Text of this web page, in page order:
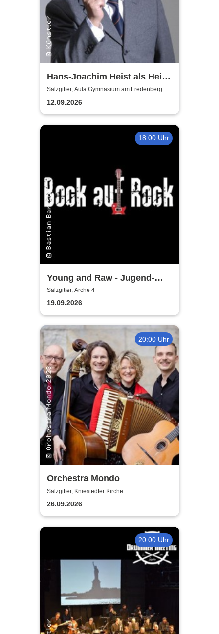
Hans-Joachim Heist als Heinz
Erhard - Noch'n Gedicht
Salzgitter, Aula Gymnasium am Fredenberg
12.09.2026
18:00 Uhr
Young and Raw - Jugend-
Konzert
Salzgitter, Arche 4
19.09.2026
20:00 Uhr
Orchestra Mondo
Salzgitter, Kniestedter Kirche
26.09.2026
20:00 Uhr